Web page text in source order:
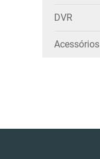
DVR
Acessórios